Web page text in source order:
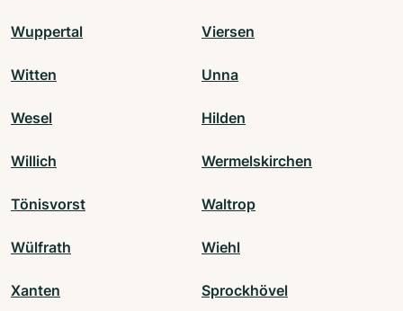
Wuppertal Viersen
Witten Unna
Wesel Hilden
Willich Wermelskirchen
Tönisvorst Waltrop
Wülfrath Wiehl
Xanten Sprockhövel